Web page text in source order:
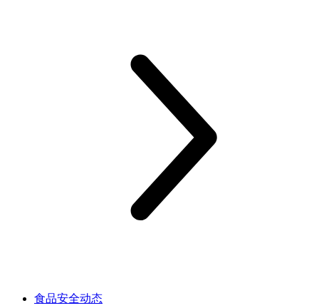
食品安全动态